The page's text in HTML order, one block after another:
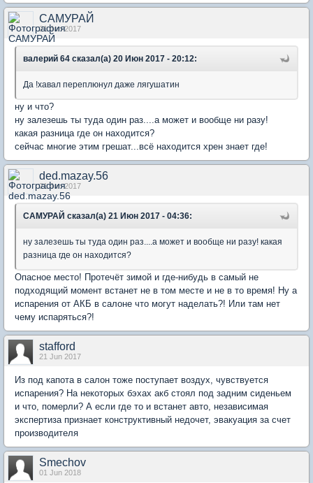
САМУРАЙ
21 Jun 2017
валерий 64 сказал(а) 20 Июн 2017 - 20:12:
Да !хавал переплюнул даже лягушатин
ну и что?
ну залезешь ты туда один раз....а может и вообще ни разу!
какая разница где он находится?
сейчас многие этим грешат...всё находится хрен знает где!
ded.mazay.56
21 Jun 2017
САМУРАЙ сказал(а) 21 Июн 2017 - 04:36:
ну залезешь ты туда один раз....а может и вообще ни разу! какая
разница где он находится?
Опасное место! Протечёт зимой и где-нибудь в самый не
подходящий момент встанет не в том месте и не в то время! Ну а
испарения от АКБ в салоне что могут наделать?! Или там нет
чему испаряться?!
stafford
21 Jun 2017
Из под капота в салон тоже поступает воздух, чувствуется
испарения? На некоторых бэхах акб стоял под задним сиденьем
и что, померли? А если где то и встанет авто, независимая
экспертиза признает конструктивный недочет, эвакуация за счет
производителя
Smechov
01 Jun 2018